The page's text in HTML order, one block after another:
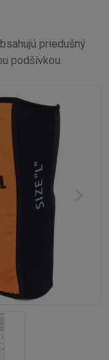
priedušný
podšívkou.